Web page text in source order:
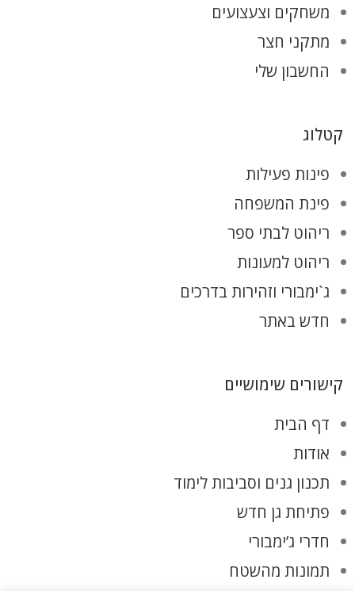
משחקים וצעצועים
מתקני חצר
החשבון שלי
קטלוג
פינות פעילות
פינת המשפחה
ריהוט לבתי ספר
ריהוט למעונות
ג`ימבורי וזהירות בדרכים
חדש באתר
קישורים שימושיים
דף הבית
אודות
תכנון גנים וסביבות לימוד
פתיחת גן חדש
חדרי ג’ימבורי
תמונות מהשטח